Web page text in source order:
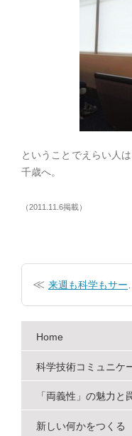
ということでえらい人
千歳へ。
（2011.11.6掲載）
稿
ナ
来週も科学もサービスサービスゥ！
Home
科学技術コミュニケ
「両義性」の魅力と
新しい何かをつくる